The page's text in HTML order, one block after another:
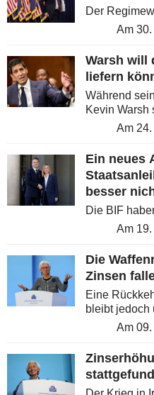
Der
Am
Warsh will
liefern
Während
Kevin Warsh
erklärte, die
Am
Ein neues
besser
Die BIF
Am
Die
Zinsen
Eine
bleibt jedoch
Am